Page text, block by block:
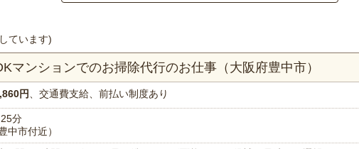
ています)
マンションでのお掃除代行のお仕事（大阪府豊中市）
円 、交通費支給、前払い制度あり
分
中市付近）